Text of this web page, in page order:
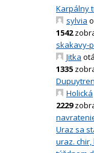
Karpálny
sylvia
1542
skakavy-
Jitka
1335
Holická
2229
Uraz sa
uraz.